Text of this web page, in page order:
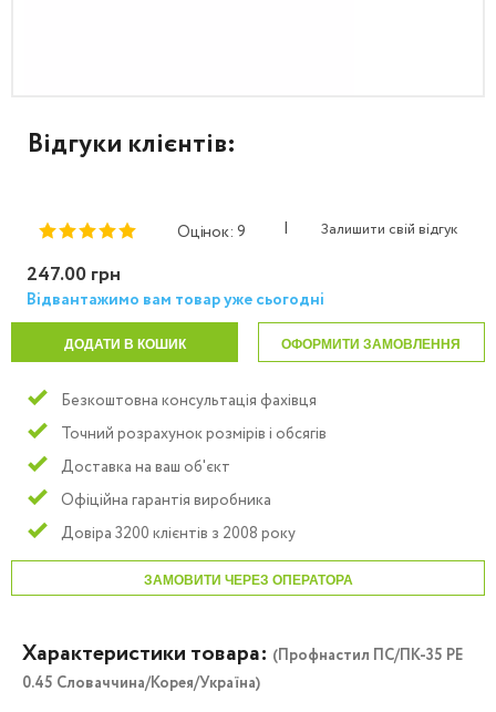
Відгуки клієнтів:
Оцінок: 9 | Залишити свій відгук
247.00 грн
Відвантажимо вам товар уже сьогодні
ДОДАТИ В КОШИК ОФОРМИТИ ЗАМОВЛЕННЯ
Безкоштовна консультація фахівця
Точний розрахунок розмірів і обсягів
Доставка на ваш об'єкт
Офіційна гарантія виробника
Довіра 3200 клієнтів з 2008 року
ЗАМОВИТИ ЧЕРЕЗ ОПЕРАТОРА
Характеристики товара: (Профнастил ПС/ПК-35 PE
0.45 Словаччина/Корея/Україна)